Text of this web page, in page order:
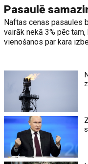
Pasaulē
Naftas cenas pasaules
vairāk nekā 3% pēc
vienošanos par kara